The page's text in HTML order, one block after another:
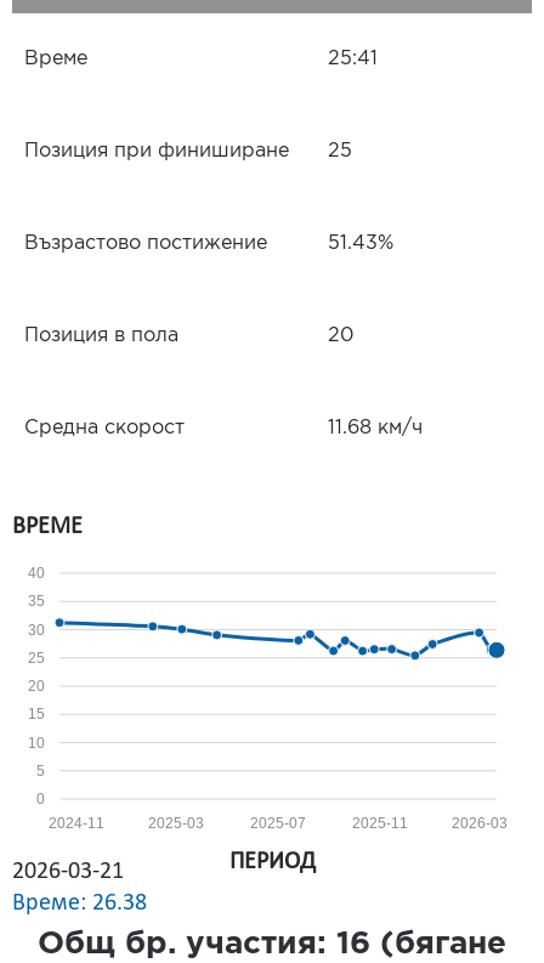
Време 25:41
Позиция при финиширане 25
Възрастово постижение 51.43%
Позиция в пола 20
Средна скорост 11.68 км/ч
ВРЕМЕ
0
5
10
15
20
25
30
35
40
2026-03
2025-11
2025-07
2025-03
2024-11
2026-03-21
Време: 26.38
ПЕРИОД
Общ бр. участия: 16 (бягане